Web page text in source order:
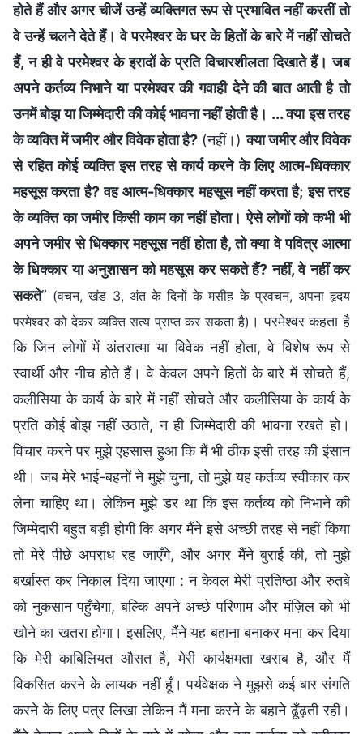
होते हैं और अगर चीजें उन्हें व्यक्तिगत रूप से प्रभावित नहीं करतीं तो
वे उन्हें चलने देते हैं। वे परमेश्वर के घर के हितों के बारे में नहीं सोचते
हैं, न ही वे परमेश्वर के इरादों के प्रति विचारशीलता दिखाते हैं। जब
अपने कर्तव्य निभाने या परमेश्वर की गवाही देने की बात आती है तो
उनमें बोझ या जिम्मेदारी की कोई भावना नहीं होती है। ... क्या इस तरह
के व्यक्ति में जमीर और विवेक होता है? (नहीं।)क्या जमीर और विवेक
से रहित कोई व्यक्ति इस तरह से कार्य करने के लिए आत्म-धिक्कार
महसूस करता है? वह आत्म-धिक्कार महसूस नहीं करता है; इस तरह
के व्यक्ति का जमीर किसी काम का नहीं होता। ऐसे लोगों को कभी भी
अपने जमीर से धिक्कार महसूस नहीं होता है, तो क्या वे पवित्र आत्मा
के धिक्कार या अनुशासन को महसूस कर सकते हैं? नहीं, वे नहीं कर
सकते” (वचन, खंड 3, अंत के दिनों के मसीह के प्रवचन, अपना हृदय
परमेश्वर को देकर व्यक्ति सत्य प्राप्त कर सकता है) । परमेश्वर कहता है
कि जिन लोगों में अंतरात्मा या विवेक नहीं होता, वे विशेष रूप से
स्वार्थी और नीच होते हैं। वे केवल अपने हितों के बारे में सोचते हैं,
कलीसिया के कार्य के बारे में नहीं सोचते और कलीसिया के कार्य के
प्रति कोई बोझ नहीं उठाते, न ही जिम्मेदारी की भावना रखते हो।
विचार करने पर मुझे एहसास हुआ कि मैं भी ठीक इसी तरह की इंसान
थी। जब मेरे भाई-बहनों ने मुझे चुना, तो मुझे यह कर्तव्य स्वीकार कर
लेना चाहिए था। लेकिन मुझे डर था कि इस कर्तव्य को निभाने की
जिम्मेदारी बहुत बड़ी होगी कि अगर मैंने इसे अच्छी तरह से नहीं किया
तो मेरे पीछे अपराध रह जाएँगे, और अगर मैंने बुराई की, तो मुझे
बर्खास्त कर निकाल दिया जाएगा : न केवल मेरी प्रतिष्ठा और रुतबे
को नुकसान पहुँचेगा, बल्कि अपने अच्छे परिणाम और मंज़िल को भी
खोने का खतरा होगा। इसलिए, मैंने यह बहाना बनाकर मना कर दिया
कि मेरी काबिलियत औसत है, मेरी कार्यक्षमता खराब है, और मैं
विकसित करने के लायक नहीं हूँ। पर्यवेक्षक ने मुझसे कई बार संगति
करने के लिए पत्र लिखा लेकिन मैं मना करने के बहाने ढूँढ़ती रही।